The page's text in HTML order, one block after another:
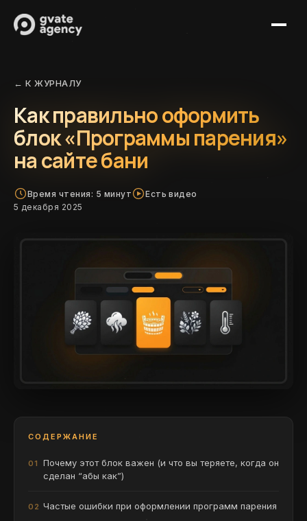
SEO-продвижение
Сопровождение сайтов
IT-поддержка
Журнал
Партнерам
Контакты
Обсудить проект
+7 (921) 313-11-64
← К ЖУРНАЛУ
Как правильно оформить
блок «Программы парения»
на сайте бани
Время чтения: 5 минут
Есть видео
5 декабря 2025
СОДЕРЖАНИЕ
Почему этот блок важен (и что вы теряете, когда он
сделан “абы как”)
Частые ошибки при оформлении программ парения